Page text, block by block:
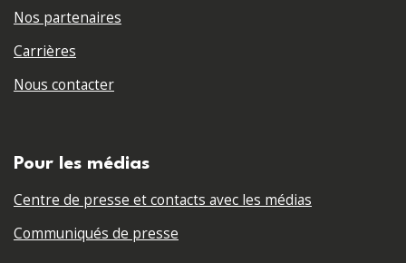
Nos partenaires
Carrières
Nous contacter
Pour les médias
Centre de presse et contacts avec les médias
Communiqués de presse